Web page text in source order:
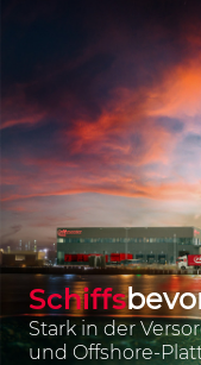
Schiffs
Stark in der
und Offshore-